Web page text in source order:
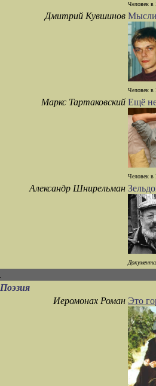
Человек в
Дмитрий Кувшинов Мысли
Человек в
Маркс Тартаковский Ещё
Человек
Александр Шнирельман
Поэзия
Иеромонах Роман Это